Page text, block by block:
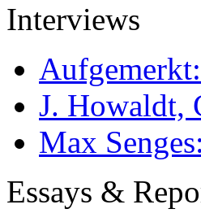
Interviews
J. Howaldt,
Max
Essays &